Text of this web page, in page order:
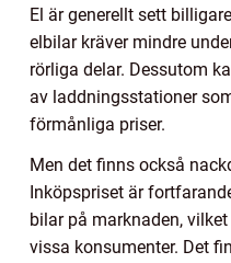
El är generellt sett
elbilar kräver mindre
rörliga delar. Dessutom
av laddningsstationer
förmånliga priser.
Men det finns också
Inköpspriset är
bilar på marknaden,
vissa konsumenter. Det